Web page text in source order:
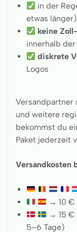
in der
etwas länger)
keine
innerhalb
diskrete
Logos
Versandpartner
und weitere
bekommst du
Paket jederzeit
Versandkosten
→ 10 €
→ 15 €
5–6 Tage)